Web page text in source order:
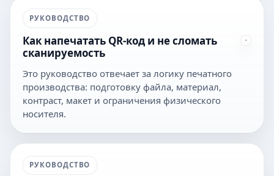
РУКОВОДСТВО
Как напечатать QR-код и не сломать
сканируемость
Это руководство отвечает за логику печатного
производства: подготовку файла, материал,
контраст, макет и ограничения физического
носителя.
РУКОВОДСТВО